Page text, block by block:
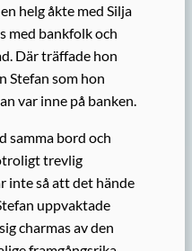
helg åkte med Silja
med bankfolk och
Där träffade hon
Stefan som hon
var inne på banken.
samma bord och
trevlig
inte så att det hände
uppvaktade
charmas av den